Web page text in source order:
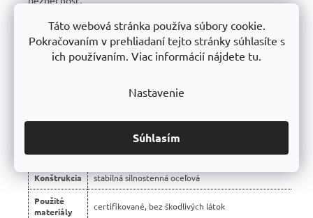
Táto webová stránka používa súbory cookie.
Pokračovaním v prehliadaní tejto stránky súhlasíte s
ich používaním. Viac informácií nájdete tu.
Nastavenie
Súhlasím
výroba s dlhou životnosťou.
✅10 rokov záruka– dôkaz kvality a dlhodobej odolnosti.
regály Trestles RH 🏆
Montáž bezskrutková – jednoduchá
Konštrukcia stabilná silnostenná oceľová
Použité
materiály
certifikované, bez škodlivých látok